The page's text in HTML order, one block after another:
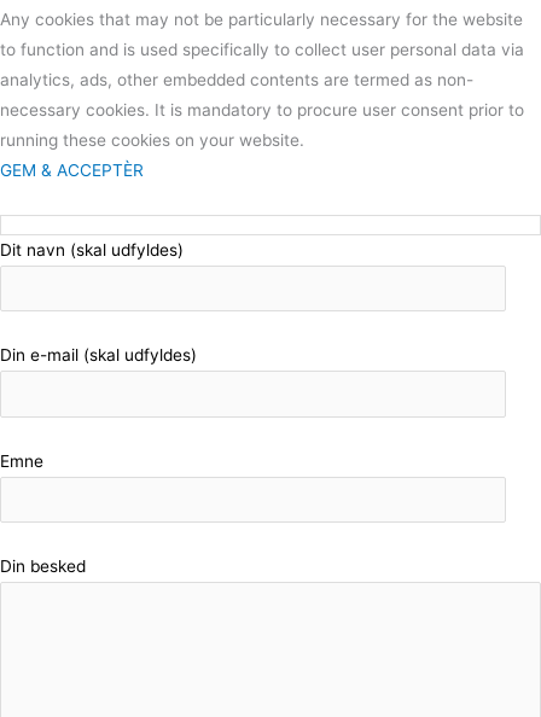
Any cookies that may not be particularly necessary for the website
to function and is used specifically to collect user personal data via
analytics, ads, other embedded contents are termed as non-
necessary cookies. It is mandatory to procure user consent prior to
running these cookies on your website.
GEM & ACCEPTÈR
Dit navn (skal udfyldes)
Din e-mail (skal udfyldes)
Emne
Din besked